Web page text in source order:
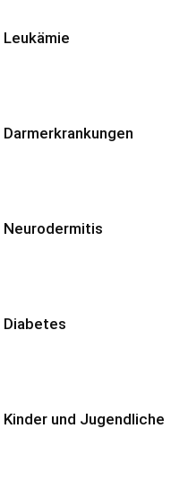
Neurodermitis
Diabetes
und Jugendliche